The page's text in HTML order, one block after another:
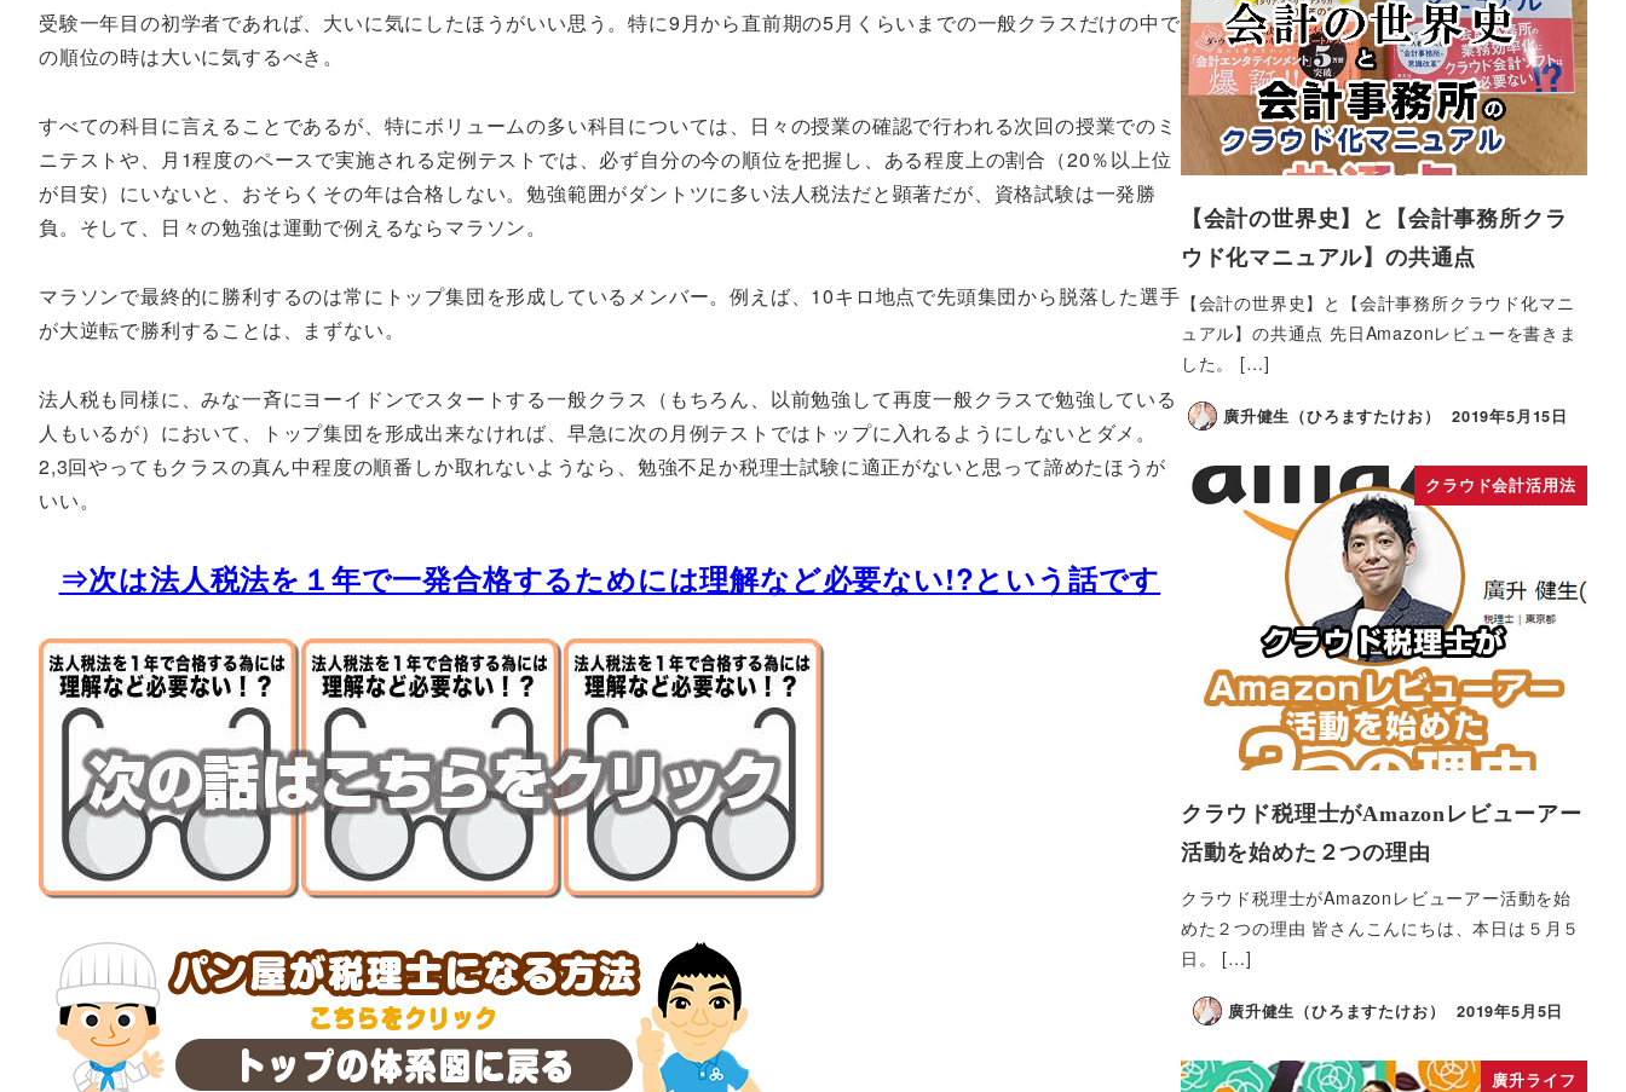
受験一年目の初学者であれば、大いに気にしたほうがいい思う。特に9月から直前期の5月くらいまでの一般クラスだけの中で
の順位の時は大いに気するべき。
すべての科目に言えることであるが、特にボリュームの多い科目については、日々の授業の確認で行われる次回の授業でのミ
ニテストや、月1程度のペースで実施される定例テストでは、必ず自分の今の順位を把握し、ある程度上の割合（20％以上位
が目安）にいないと、おそらくその年は合格しない。勉強範囲がダントツに多い法人税法だと顕著だが、資格試験は一発勝
負。そして、日々の勉強は運動で例えるならマラソン。
マラソンで最終的に勝利するのは常にトップ集団を形成しているメンバー。例えば、10キロ地点で先頭集団から脱落した選手
が大逆転で勝利することは、まずない。
法人税も同様に、みな一斉にヨーイドンでスタートする一般クラス（もちろん、以前勉強して再度一般クラスで勉強している
人もいるが）において、トップ集団を形成出来なければ、早急に次の月例テストではトップに入れるようにしないとダメ。
2,3回やってもクラスの真ん中程度の順番しか取れないようなら、勉強不足か税理士試験に適正がないと思って諦めたほうが
いい。
⇒次は法人税法を１年で一発合格するためには理解など必要ない!?という話です
【会計の世界史】と【会計事務所クラ
ウド化マニュアル】の共通点
【会計の世界史】と【会計事務所クラウド化マニ
ュアル】の共通点 先日Amazonレビューを書きま
した。 […]
廣升健生（ひろますたけお） 2019年5月15日
クラウド会計活用法
クラウド税理士がAmazonレビューアー
活動を始めた２つの理由
クラウド税理士がAmazonレビューアー活動を始
めた２つの理由 皆さんこんにちは、本日は５月５
日。 […]
廣升健生（ひろますたけお） 2019年5月5日
廣升ライフ